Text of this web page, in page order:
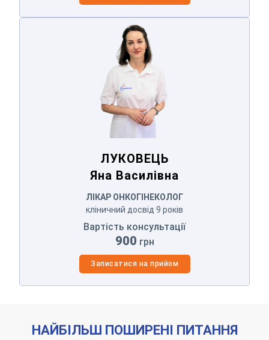
ЛУКОВЕЦЬ
ЛУКОВЕЦЬ
Яна Василівна
ЛІКАР ОНКОГІНЕКОЛОГ
кліничний досвід 9 років
Вартість консультації
900 грн
Записатися на прийом
НАЙБІЛЬШ ПОШИРЕНІ ПИТАННЯ